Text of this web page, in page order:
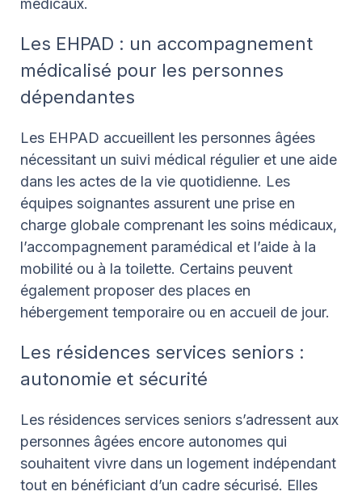
médicaux.
Les EHPAD : un accompagnement
médicalisé pour les personnes
dépendantes
Les EHPAD accueillent les personnes âgées
nécessitant un suivi médical régulier et une aide
dans les actes de la vie quotidienne. Les
équipes soignantes assurent une prise en
charge globale comprenant les soins médicaux,
l’accompagnement paramédical et l’aide à la
mobilité ou à la toilette. Certains peuvent
également proposer des places en
hébergement temporaire ou en accueil de jour.
Les résidences services seniors :
autonomie et sécurité
Les résidences services seniors s’adressent aux
personnes âgées encore autonomes qui
souhaitent vivre dans un logement indépendant
tout en bénéficiant d’un cadre sécurisé. Elles